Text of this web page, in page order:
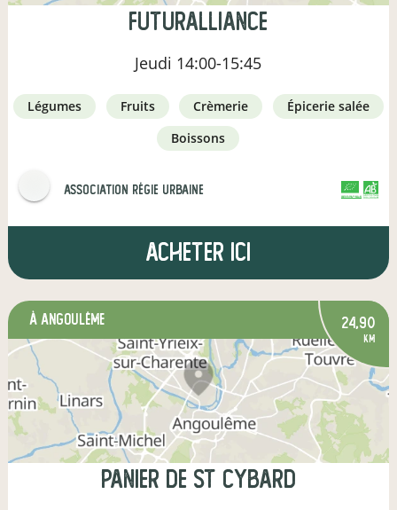
Futuralliance
Jeudi 14:00-15:45
légumes fruits crèmerie
épicerie salée
boissons
Association Régie Urbaine
Acheter ici
à Angoulême 24,90
km
Panier de St Cybard